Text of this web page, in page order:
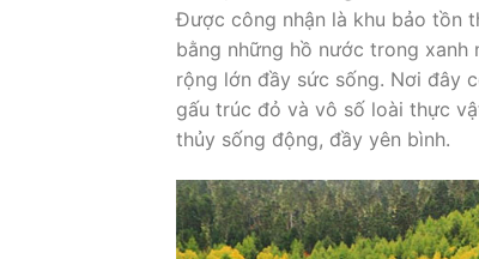
Được công nhận là khu bảo tồn
bằng những hồ nước trong xanh
rộng lớn đầy sức sống. Nơi đây
gấu trúc đỏ và vô số loài thực
thủy sống động, đầy yên bình.